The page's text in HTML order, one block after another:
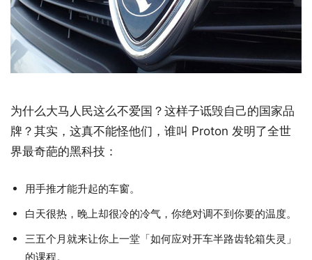
为什么大马人民这么不爱国？这样子诋毁自己的国家品
牌？其实，这真不能怪他们，谁叫 Proton 发明了全世
界最奇葩的黑科技：
用手推才能升起的车窗。
白天很热，晚上却很冷的冷气，你绝对调不到你要的温度。
三五个月就来让你上一堂「如何应对开车半路齿轮箱失灵」
的课程。